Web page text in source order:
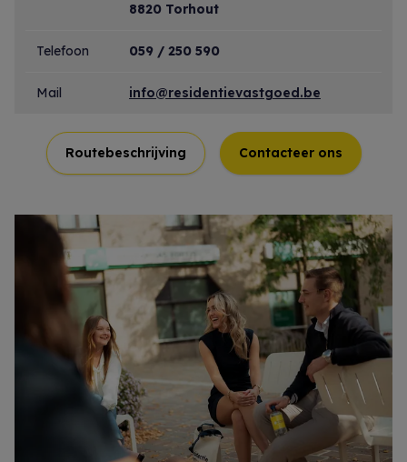
8820 Torhout
Telefoon 059 / 250 590
Mail info@residentievastgoed.be
Routebeschrijving Contacteer ons